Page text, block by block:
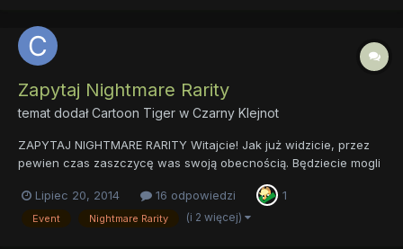
Zapytaj Nightmare Rarity
temat dodałCartoon Tiger w Czarny Klejnot
ZAPYTAJ NIGHTMARE RARITY Witajcie! Jak już widzicie, przez
pewien czas zaszczycę was swoją obecnością. Będziecie mogli
zaszczycenie, gdyż zdecydowałam się poświęcić swój wolny
czas, na wasze nurtujące pytania! Ahaha.... Może, nie na...
Lipiec 20, 2014 16 odpowiedzi 1
Event Nightmare Rarity (i 2 więcej)